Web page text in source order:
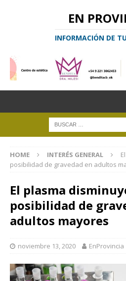
EN
INFORMACIÓN DE
HOME INTERÉS GENERAL
posibilidad de gravedad en adultos
El plasma
posibilidad de
adultos mayores
noviembre 13, 2020 EnProvincia